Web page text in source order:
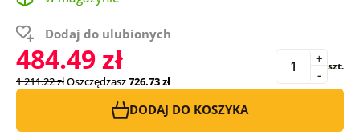
Dodaj do ulubionych
484.49 zł
1 211.22 złOszczędzasz726.73 zł -
+ szt.
DODAJ DO KOSZYKA